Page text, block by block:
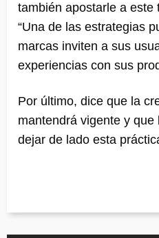
también apostarle a este
“Una de las estrategias
marcas inviten a sus
experiencias con sus
Por último, dice que la
mantendrá vigente y
dejar de lado esta